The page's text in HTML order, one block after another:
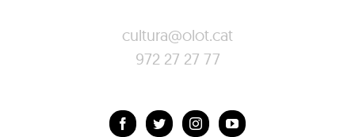
cultura@olot.cat
972 27 27 77